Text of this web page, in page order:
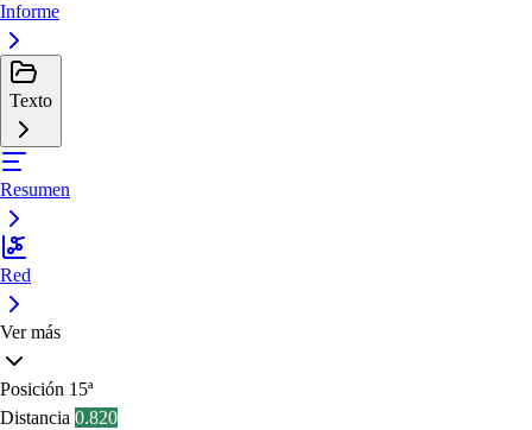
Informe
Texto
Resumen
Red
Ver más
Posición 15ª
Distancia 0.820